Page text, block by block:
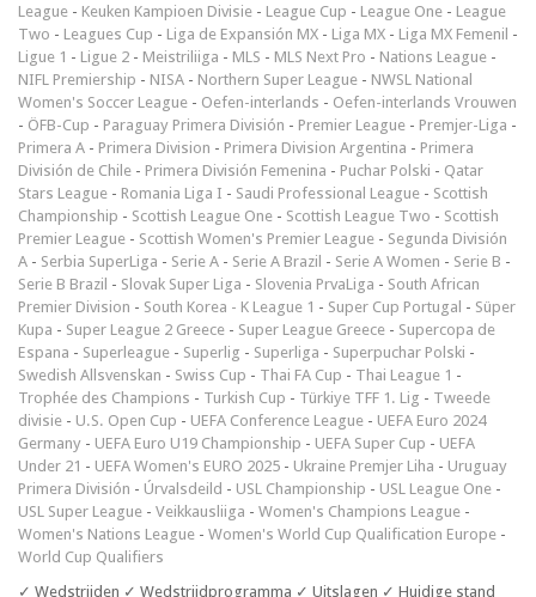
League - Keuken Kampioen Divisie - League Cup - League One - League
Two - Leagues Cup - Liga de Expansión MX - Liga MX - Liga MX Femenil -
Ligue 1 - Ligue 2 - Meistriliiga - MLS - MLS Next Pro - Nations League -
NIFL Premiership - NISA - Northern Super League - NWSL National
Women's Soccer League - Oefen-interlands - Oefen-interlands Vrouwen
- ÖFB-Cup - Paraguay Primera División - Premier League - Premjer-Liga -
Primera A - Primera Division - Primera Division Argentina - Primera
División de Chile - Primera División Femenina - Puchar Polski - Qatar
Stars League - Romania Liga I - Saudi Professional League - Scottish
Championship - Scottish League One - Scottish League Two - Scottish
Premier League - Scottish Women's Premier League - Segunda División
A - Serbia SuperLiga - Serie A - Serie A Brazil - Serie A Women - Serie B -
Serie B Brazil - Slovak Super Liga - Slovenia PrvaLiga - South African
Premier Division - South Korea - K League 1 - Super Cup Portugal - Süper
Kupa - Super League 2 Greece - Super League Greece - Supercopa de
Espana - Superleague - Superlig - Superliga - Superpuchar Polski -
Swedish Allsvenskan - Swiss Cup - Thai FA Cup - Thai League 1 -
Trophée des Champions - Turkish Cup - Türkiye TFF 1. Lig - Tweede
divisie - U.S. Open Cup - UEFA Conference League - UEFA Euro 2024
Germany - UEFA Euro U19 Championship - UEFA Super Cup - UEFA
Under 21 - UEFA Women's EURO 2025 - Ukraine Premjer Liha - Uruguay
Primera División - Úrvalsdeild - USL Championship - USL League One -
USL Super League - Veikkausliiga - Women's Champions League -
Women's Nations League - Women's World Cup Qualification Europe -
World Cup Qualifiers
✓ Wedstrijden ✓ Wedstrijdprogramma ✓ Uitslagen ✓ Huidige stand